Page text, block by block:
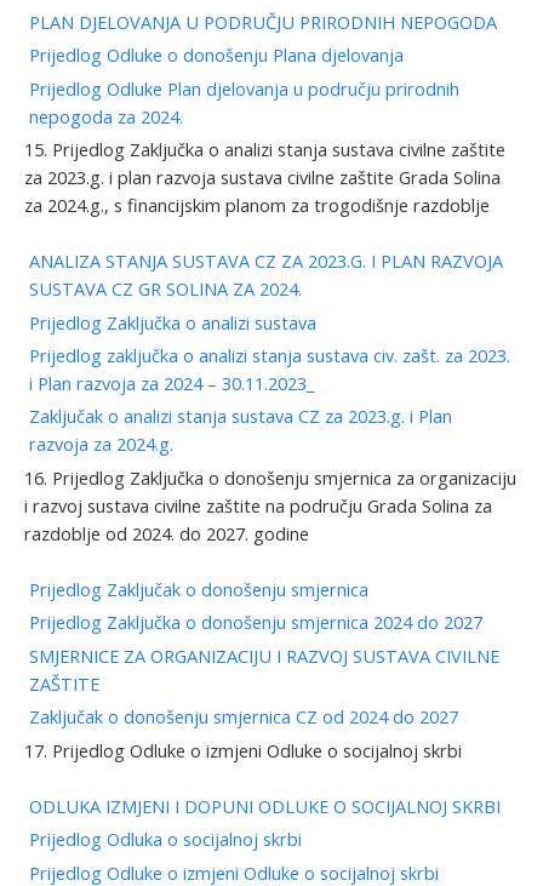
PLAN DJELOVANJA U PODRUČJU PRIRODNIH NEPOGODA
Prijedlog Odluke o donošenju Plana djelovanja
Prijedlog Odluke Plan djelovanja u području prirodnih
nepogoda za 2024.
15. Prijedlog Zaključka o analizi stanja sustava civilne zaštite
za 2023.g. i plan razvoja sustava civilne zaštite Grada Solina
za 2024.g., s financijskim planom za trogodišnje razdoblje
ANALIZA STANJA SUSTAVA CZ ZA 2023.G. I PLAN RAZVOJA
SUSTAVA CZ GR SOLINA ZA 2024.
Prijedlog Zaključka o analizi sustava
Prijedlog zaključka o analizi stanja sustava civ. zašt. za 2023.
i Plan razvoja za 2024 – 30.11.2023_
Zaključak o analizi stanja sustava CZ za 2023.g. i Plan
razvoja za 2024.g.
16. Prijedlog Zaključka o donošenju smjernica za organizaciju
i razvoj sustava civilne zaštite na području Grada Solina za
razdoblje od 2024. do 2027. godine
Prijedlog Zaključak o donošenju smjernica
Prijedlog Zaključka o donošenju smjernica 2024 do 2027
SMJERNICE ZA ORGANIZACIJU I RAZVOJ SUSTAVA CIVILNE
ZAŠTITE
Zaključak o donošenju smjernica CZ od 2024 do 2027
17. Prijedlog Odluke o izmjeni Odluke o socijalnoj skrbi
ODLUKA IZMJENI I DOPUNI ODLUKE O SOCIJALNOJ SKRBI
Prijedlog Odluka o socijalnoj skrbi
Prijedlog Odluke o izmjeni Odluke o socijalnoj skrbi